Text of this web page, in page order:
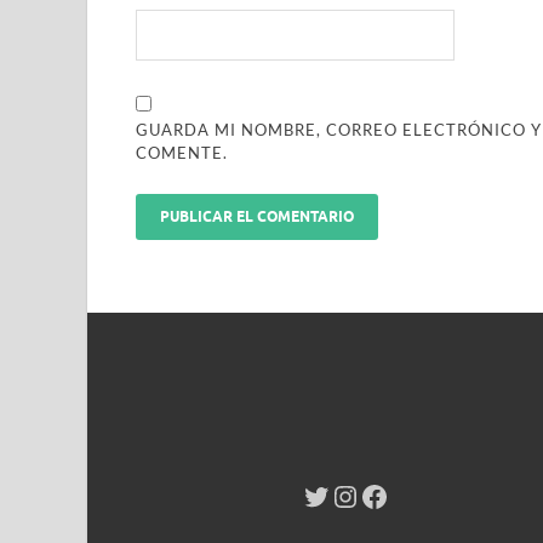
GUARDA MI NOMBRE, CORREO ELECTRÓNICO
COMENTE.